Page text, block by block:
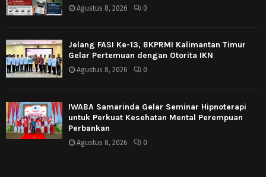
Agustus 8, 2026 0
Jelang FASI Ke-13, BKPRMI Kalimantan Timur
Gelar Pertemuan dengan Otorita IKN
Agustus 8, 2026 0
IWABA Samarinda Gelar Seminar Hipnoterapi
untuk Perkuat Kesehatan Mental Perempuan
Perbankan
Agustus 8, 2026 0